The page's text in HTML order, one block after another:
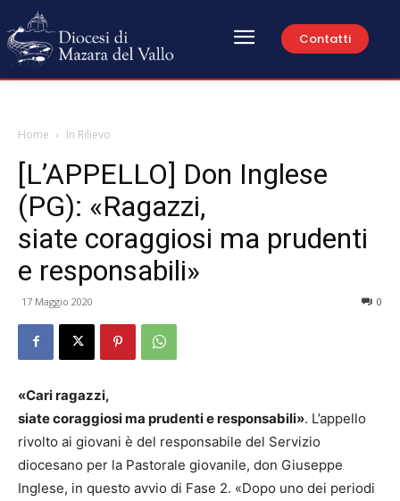
Contatti
Home In Rilievo
[L’APPELLO] Don Inglese
(PG): «Ragazzi,
siate coraggiosi ma prudenti
e responsabili»
17 Maggio 2020 0
«Cari ragazzi,
siate coraggiosi ma prudenti e responsabili». L’appello
rivolto ai giovani è del responsabile del Servizio
diocesano per la Pastorale giovanile, don Giuseppe
Inglese, in questo avvio di Fase 2. «Dopo uno dei periodi